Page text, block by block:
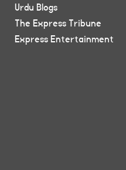
Urdu Blogs
The Express Tribune
Express Entertainment